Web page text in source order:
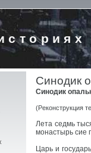
Синодик
Синодик
(Реконструкция
Лета седмь
монастырь сие
Царь и